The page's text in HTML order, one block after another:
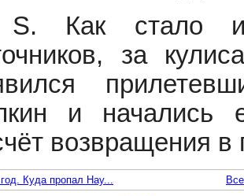
Как стало
за
и начались
возвращения в
Куда пропал Нау...